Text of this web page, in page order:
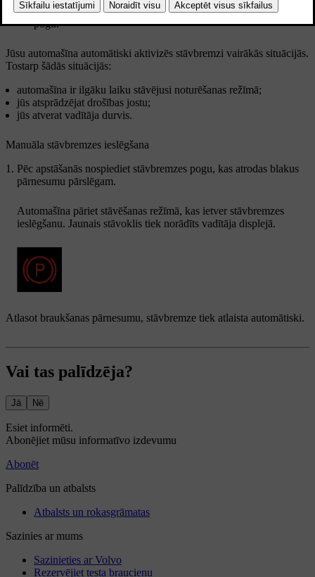
Manuāli ieslēdziet stāvbremzi, nospiežot stāvbremzes
pogu.
Jūsu automašīna automātiski aktivizēs stāvbremzi vairākās situācijās.
Tostarp šādās situācijās:
automašīna ir ilgāku laiku stāvējusi noturēšanas režīmā;
jūs atsprādzējat drošības jostu;
jūs atverat vadītāja durvis.
Manuāla stāvbremzes ieslēgšana
Pēc apstāšanās nospiediet stāvbremzes pogu, kas atrodas blakus
pārnesumu pārslēgam.
Automašīna pāriet stāvēšanas režīmā, kas ietver stāvbremzes
ieslēgšanu. Jaunais stāvoklis tiek norādīts vadītāja displejā.
Atlasot braukšanas pārnesumu, stāvbremze tiek atlaista automātiski.
Vai tas palīdzēja?
Jā Nē